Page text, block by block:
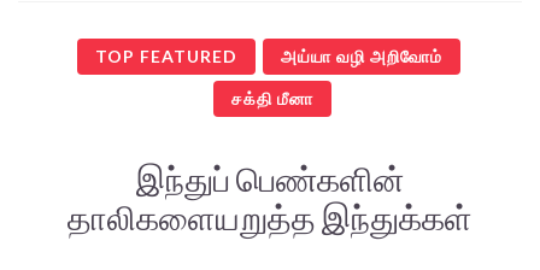
TOP FEATURED அய்யா வழி அறிவோம்
சக்தி மீனா
இந்துப் பெண்களின்
தாலிகளையறுத்த இந்துக்கள்